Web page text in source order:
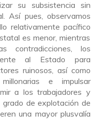
su subsistencia sin
Así pues, observamos
relativamente pacífico
es menor, mientras
contradicciones, los
al Estado para
ruinosos, así como
e impulsar
a los trabajadores y
de explotación de
una mayor plusvalía